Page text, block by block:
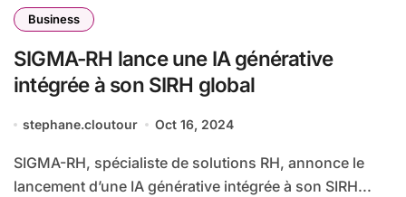
Business
SIGMA-RH lance une IA générative
intégrée à son SIRH global
stephane.cloutour Oct 16, 2024
SIGMA-RH, spécialiste de solutions RH, annonce le
lancement d’une IA générative intégrée à son SIRH...